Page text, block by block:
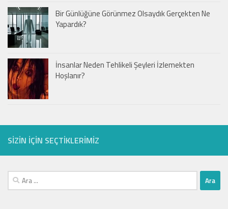
Bir Günlüğüne Görünmez Olsaydık Gerçekten Ne
Yapardık?
İnsanlar Neden Tehlikeli Şeyleri İzlemekten
Hoşlanır?
SIZIN IÇIN SEÇTIKLERIMIZ
Arama: